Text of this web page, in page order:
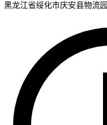
黑龙江省绥化市庆安县物流园